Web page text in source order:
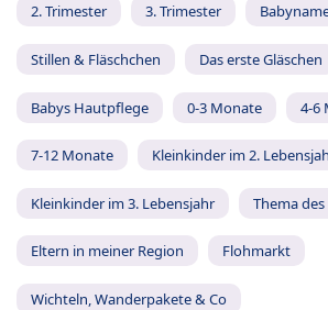
2. Trimester 3. Trimester
Stillen & Fläschchen Das erste Gläschen
Babys Hautpflege 0-3 Monate 4-6
7-12 Monate Kleinkinder im 2.
Kleinkinder im 3. Lebensjahr Thema
Eltern in meiner Region Flohmarkt
Wichteln, Wanderpakete & Co